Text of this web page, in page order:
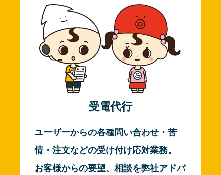
受電代行
ユーザーからの各種問い合わせ・苦
情・注文などの受け付け応対業務。
お客様からの要望、相談を弊社アドバ